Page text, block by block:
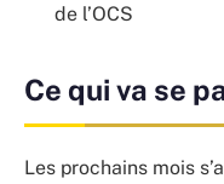
de l’OCS
Ce qui va se
Les prochains mois